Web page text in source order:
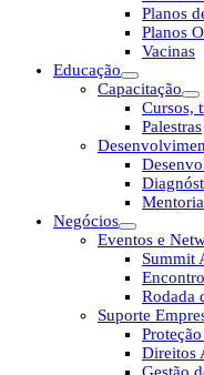
Planos
Planos
Vacinas
Educação
Capacitação
Cursos,
Palestras
Negócios
Eventos e
Summit
Rodada
Suporte
Direitos